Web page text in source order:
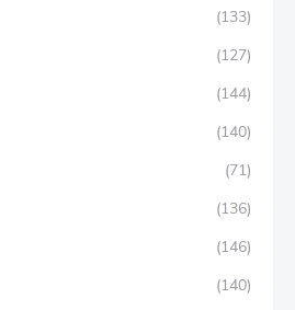
(133)
(127)
(144)
(140)
(71)
(136)
(146)
(140)